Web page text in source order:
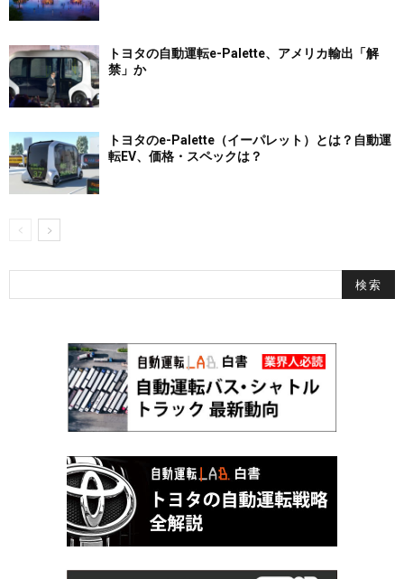
トヨタの自動運転e-Palette、アメリカ輸出「解
禁」か
トヨタのe-Palette（イーパレット）とは？自動運
転EV、価格・スペックは？